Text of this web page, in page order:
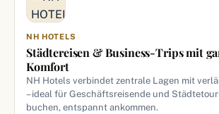
NH HOTELS
Städtereisen & Business-Trips mit
Komfort
NH Hotels verbindet zentrale Lagen mit
– ideal für Geschäftsreisende und
buchen, entspannt ankommen.